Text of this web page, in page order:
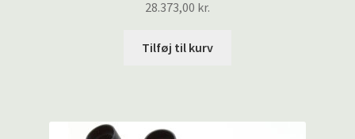
28.373,00 kr.
Tilføj til kurv